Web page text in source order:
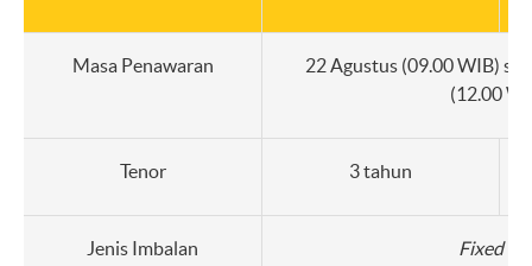
Masa Penawaran
22 Agustus (09.00 WIB)
(12.00
Tenor 3 tahun
Jenis Imbalan Fixed